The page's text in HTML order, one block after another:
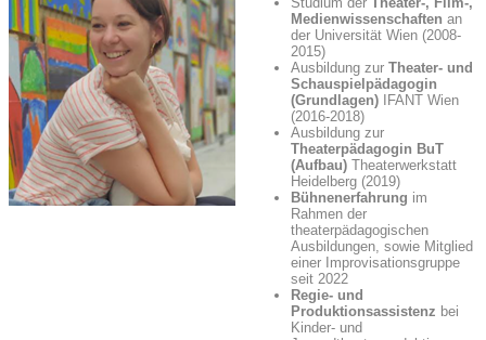
Medienwissenschaften an
der Universität Wien (2008-
2015)
Ausbildung zur Theater- und
Schauspielpädagogin
(Grundlagen)IFANT Wien
(2016-2018)
Ausbildung zur
Theaterpädagogin BuT
(Aufbau)Theaterwerkstatt
Heidelberg (2019)
Bühnenerfahrung im
Rahmen der
theaterpädagogischen
Ausbildungen, sowie Mitglied
einer Improvisationsgruppe
seit 2022
Regie- und
Produktionsassistenz bei
Kinder- und